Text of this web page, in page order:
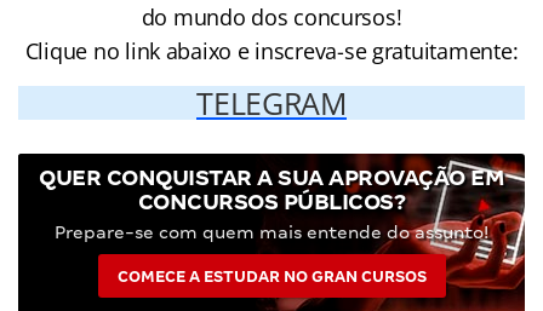
do mundo dos concursos!
Clique no link abaixo e inscreva-se gratuitamente:
TELEGRAM
QUER CONQUISTAR A SUA APROVAÇÃO EM
CONCURSOS PÚBLICOS?
Prepare-se com quem mais entende do assunto!
COMECE A ESTUDAR NO GRAN CURSOS